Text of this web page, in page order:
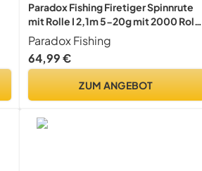
Paradox Fishing Firetiger Spinnrute
mit Rolle I 2,1m 5-20g mit 2000 Rolle
I Spinnruten perfekt für Barsch Rute
Paradox Fishing
64,99 €
ZUM ANGEBOT